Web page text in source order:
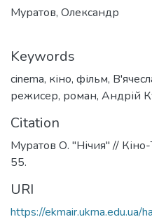
Муратов, Олександр
Keywords
cinema, кіно, фільм,
режисер, роман, Андрій
Citation
Муратов О. "Нічия" //
55.
URI
https://